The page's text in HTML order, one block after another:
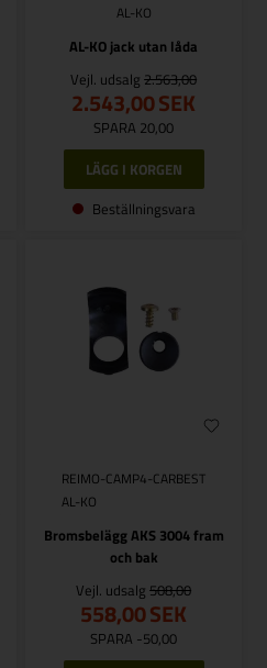
AL-KO
AL-KO jack utan låda
Vejl. udsalg2.563,00
2.543,00SEK
SPARA 20,00
Beställningsvara
REIMO-CAMP4-CARBEST
AL-KO
Bromsbelägg AKS 3004 fram
och bak
Vejl. udsalg508,00
558,00SEK
SPARA -50,00